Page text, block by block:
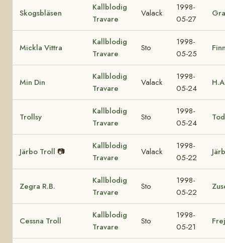
Skogsbläsen
Kallblodig
Travare
Valack
1998-
05-27
Mickla Vittra
Kallblodig
Travare
Sto
1998-
05-25
Min Din
Kallblodig
Travare
Valack
1998-
05-24
Trollsy
Kallblodig
Travare
Sto
1998-
05-24
Järbo Troll 📷
Kallblodig
Travare
Valack
1998-
05-22
Zegra R.B.
Kallblodig
Travare
Sto
1998-
05-22
Cessna Troll
Kallblodig
Travare
Sto
1998-
05-21